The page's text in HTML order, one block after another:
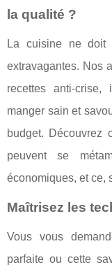
la qualité ?
La cuisine ne doit
extravagantes. Nos
recettes anti-
manger sain et
budget. Découvrez
peuvent se
économiques, et ce,
Maîtrisez les
Vous vous
parfaite ou cette